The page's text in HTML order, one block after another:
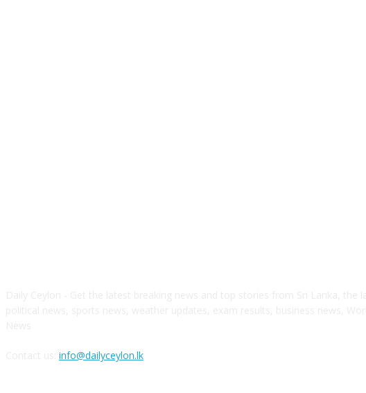
info@dailyceylon.lk